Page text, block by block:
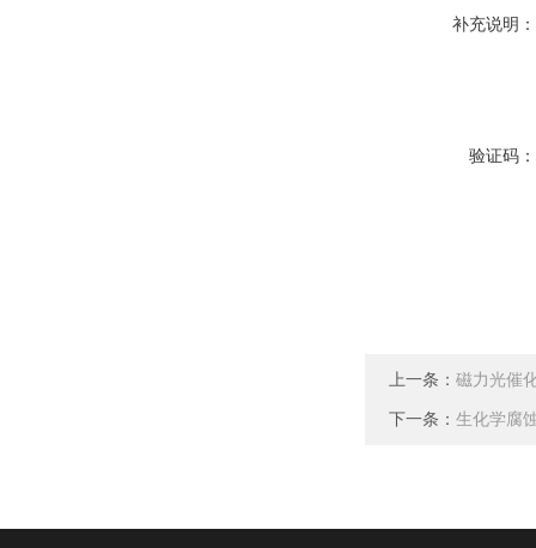
补充说明：
验证码：
上一条： 磁力光催
下一条： 生化学腐